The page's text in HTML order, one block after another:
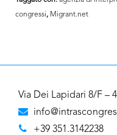
congressi, Migrant.net
Via Dei Lapidari 8/F –
+39 351.3142238